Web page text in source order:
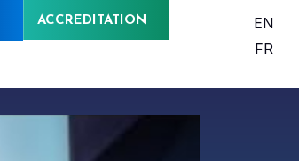
ACCREDITATION
EN
FR